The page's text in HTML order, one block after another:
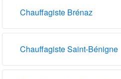
Chauffagiste Brénaz
Chauffagiste Saint-Bénigne